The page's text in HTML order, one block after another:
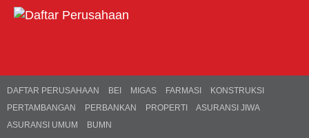
DAFTAR PERUSAHAAN BEI MIGAS FARMASI
KONSTRUKSI
PERTAMBANGAN
PERBANKAN PROPERTI
ASURANSI JIWA
ASURANSI UMUM
BUMN